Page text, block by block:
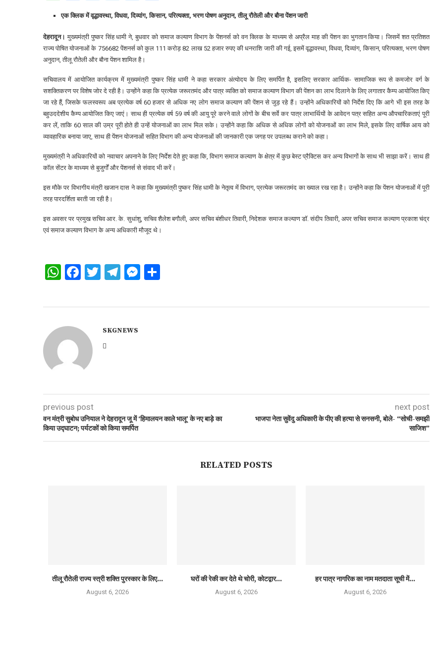
एक क्लिक में वृद्धावस्था, विधवा, दिव्यांग, किसान, परित्यक्ता, भरण पोषण अनुदान, तीलू रौतेली और बौना पेंशन जारी
देहरादून। मुख्यमंत्री पुष्कर सिंह धामी ने, बुधवार को समाज कल्याण विभाग के पेंशनर्स को वन क्लिक के माध्यम से अप्रैल माह की पेंशन का भुगतान किया। जिसमें शत प्रतिशत
राज्य पोषित योजनाओं के 756682 पेंशनर्स को कुल 111 करोड़ 82 लाख 52 हजार रुपए की धनराशि जारी की गई, इसमें वृद्धावस्था, विधवा, दिव्यांग, किसान, परित्यक्ता, भरण पोषण
अनुदान, तीलू रौतेली और बौना पेंशन शामिल है।
सचिवालय में आयोजित कार्यक्रम में मुख्यमंत्री पुष्कर सिंह धामी ने कहा सरकार अंत्योदय के लिए समर्पित है, इसलिए सरकार आर्थिक- सामाजिक रूप से कमजोर वर्ग के
सशक्तिकरण पर विशेष जोर दे रही है। उन्होंने कहा कि प्रत्येक जरूरतमंद और पात्र व्यक्ति को समाज कल्याण विभाग की पेंशन का लाभ दिलाने के लिए लगातार कैम्प आयोजित किए
जा रहे हैं, जिसके फलस्वरूप अब प्रत्येक वर्ष 60 हजार से अधिक नए लोग समाज कल्याण की पेंशन से जुड़ रहे हैं। उन्होंने अधिकारियों को निर्देश दिए कि आगे भी इस तरह के
बहुउददेशीय कैम्प आयोजित किए जाएं। साथ ही प्रत्येक वर्ष 59 वर्ष की आयु पूरे करने वाले लोगों के बीच सर्वे कर पात्र लाभार्थियों के आवेदन पत्र सहित अन्य औपचारिकताएं पूरी
कर लें, ताकि 60 साल की उम्र पूरी होते ही उन्हें योजनाओं का लाभ मिल सके। उन्होंने कहा कि अधिक से अधिक लोगों को योजनाओं का लाभ मिले, इसके लिए वार्षिक आय को
व्यावहारिक बनाया जाए, साथ ही पेंशन योजनाओं सहित विभाग की अन्य योजनाओं की जानकारी एक जगह पर उपलब्ध कराने को कहा।
मुख्यमंत्री ने अधिकारियों को नवाचार अपनाने के लिए निर्देश देते हुए कहा कि, विभाग समाज कल्याण के क्षेत्र में कुछ बेस्ट प्रैक्टिस कर अन्य विभागों के साथ भी साझा करें। साथ ही
कॉल सेंटर के माध्यम से बुजुर्गों और पेंशनर्स से संवाद भी करें।
इस मौके पर विभागीय मंत्री खजान दास ने कहा कि मुख्यमंत्री पुष्कर सिंह धामी के नेतृत्व में विभाग, प्रत्येक जरूरतमंद का ख्याल रख रहा है। उन्होंने कहा कि पेंशन योजनाओं में पूरी
तरह पारदर्शिता बरती जा रही है।
इस अवसर पर प्रमुख सचिव आर. के. सुधांशु, सचिव शैलेश बगौली, अपर सचिव बंशीधर तिवारी, निदेशक समाज कल्याण डॉ. संदीप तिवारी, अपर सचिव समाज कल्याण प्रकाश चंद्र
एवं समाज कल्याण विभाग के अन्य अधिकारी मौजूद थे।
WhatsApp
Facebook
Twitter
Telegram
Messenger
SKGNEWS
previous post
वन मंत्री सुबोध उनियाल ने देहरादून जू में ‘हिमालयन काले भालू’ के नए बाड़े का
किया उद्घाटन; पर्यटकों को किया समर्पित
next post
भाजपा नेता सुवेंदु अधिकारी के पीए की हत्या से सनसनी, बोले- “सोची-समझी
साजिश”
RELATED POSTS
तीलू रौतेली राज्य स्त्री शक्ति पुरस्कार के लिए...
August 6, 2026
घरों की रेकी कर देते थे चोरी, कोटद्वार...
August 6, 2026
हर पात्र नागरिक का नाम मतदाता सूची में...
August 6, 2026